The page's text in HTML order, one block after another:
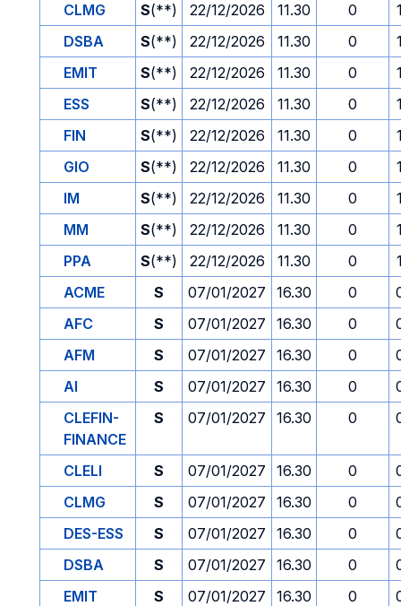
CLMG
S(**) 22/12/2026 11.30 0
DSBA
S(**) 22/12/2026 11.30 0
EMIT
S(**) 22/12/2026 11.30 0
ESS
S(**) 22/12/2026 11.30 0
FIN
S(**) 22/12/2026 11.30 0
GIO
S(**) 22/12/2026 11.30 0
IM
S(**) 22/12/2026 11.30 0
MM
S(**) 22/12/2026 11.30 0
PPA
S(**) 22/12/2026 11.30 0
ACME
S 07/01/2027 16.30 0
AFC
S 07/01/2027 16.30 0
AFM
S 07/01/2027 16.30 0
AI
S 07/01/2027 16.30 0
CLEFIN-
FINANCE
S 07/01/2027 16.30 0
CLELI S 07/01/2027 16.30 0
CLMG
S 07/01/2027 16.30 0
DES-ESS
S 07/01/2027 16.30 0
DSBA
S 07/01/2027 16.30 0
EMIT
S 07/01/2027 16.30 0